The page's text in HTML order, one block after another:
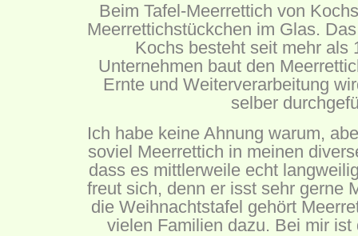
Beim Tafel-Meerrettich von
Meerrettichstückchen im Glas.
Kochs besteht seit mehr als
Unternehmen baut den
Ernte und Weiterverarbeitung
selber
Ich habe keine Ahnung warum,
soviel Meerrettich in meinen
dass es mittlerweile echt
freut sich, denn er isst sehr gerne
die Weihnachtstafel gehört
vielen Familien dazu. Bei mir